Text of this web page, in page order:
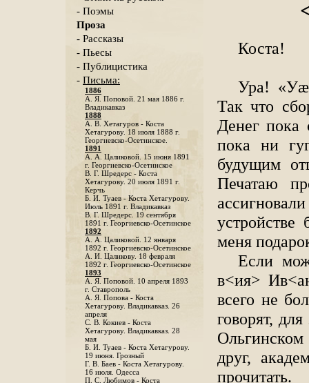
- Поэмы
Проза
- Рассказы
- Пьесы
- Публицистика
- Письма:
1886
А. Я. Поповой. 21 мая 1886 г.
Владикавказ
1888
A. В. Хетагуров - Коста
Хетагурову. 18 июля 1888 г.
Георгиевско-Осетинское.
1891
А. А. Цаликовой. 15 июня 1891
г. Георгиевско-Осетинское
B. Г. Шредерс - Коста
Хетагурову. 20 июля 1891 г.
Керчь
Б. И. Туаев - Коста Хетагурову.
Июль 1891 г. Владикавказ
В. Г. Шредерс. 19 сентября
1891 г. Георгиевско-Осетинское
1892
А. А. Цаликовой. 12 января
1892 г. Георгиевско-Осетинское
А. И. Цаликову. 18 февраля
1892 г. Георгиевско-Осетинское
1893
А. Я. Поповой. 10 апреля 1893
г. Ставрополь
A. Я. Попова - Коста
Хетагурову. Владикавказ. 26
апреля
С. В. Кокиев - Коста
Хетагурову. Владикавказ. 28
мая
Б. И. Туаев - Коста Хетагурову.
19 июня. Грозный
Г. В. Баев - Коста Хетагурову.
16 июля. Одесса
П. С. Любимов - Коста
Коста!
Ура!
Так что
Денег пока
пока ни
будущим
Печатаю
устройстве
меня
Если
в<ия>
всего не
говорят,
друг,
прочитать.